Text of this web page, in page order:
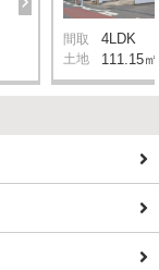
間取 4LDK
土地 111.15㎡